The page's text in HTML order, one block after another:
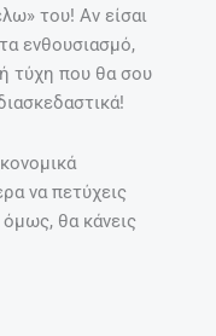
του! Αν είσαι
ενθουσιασμό,
τύχη που θα σου
να πετύχεις
όμως, θα κάνεις